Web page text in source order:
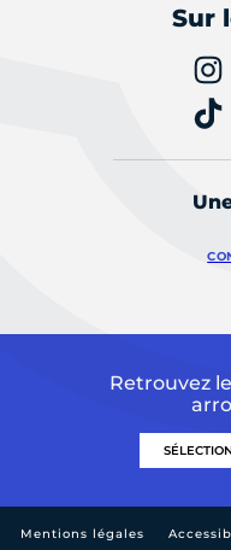
Sur
Retrouvez
Mentions légales